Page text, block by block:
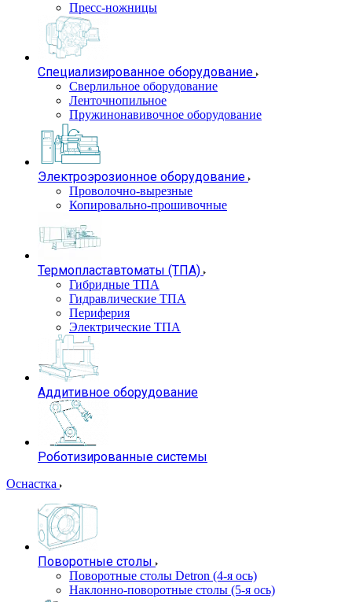
Пресс-ножницы
Специализированное оборудование
Сверлильное оборудование
Ленточнопильное
Пружинонавивочное оборудование
Электроэрозионное оборудование
Проволочно-вырезные
Копировально-прошивочные
Термопластавтоматы (ТПА)
Гибридные ТПА
Гидравлические ТПА
Периферия
Электрические ТПА
Аддитивное оборудование
Роботизированные системы
Оснастка
Поворотные столы
Поворотные столы Detron (4-я ось)
Наклонно-поворотные столы (5-я ось)